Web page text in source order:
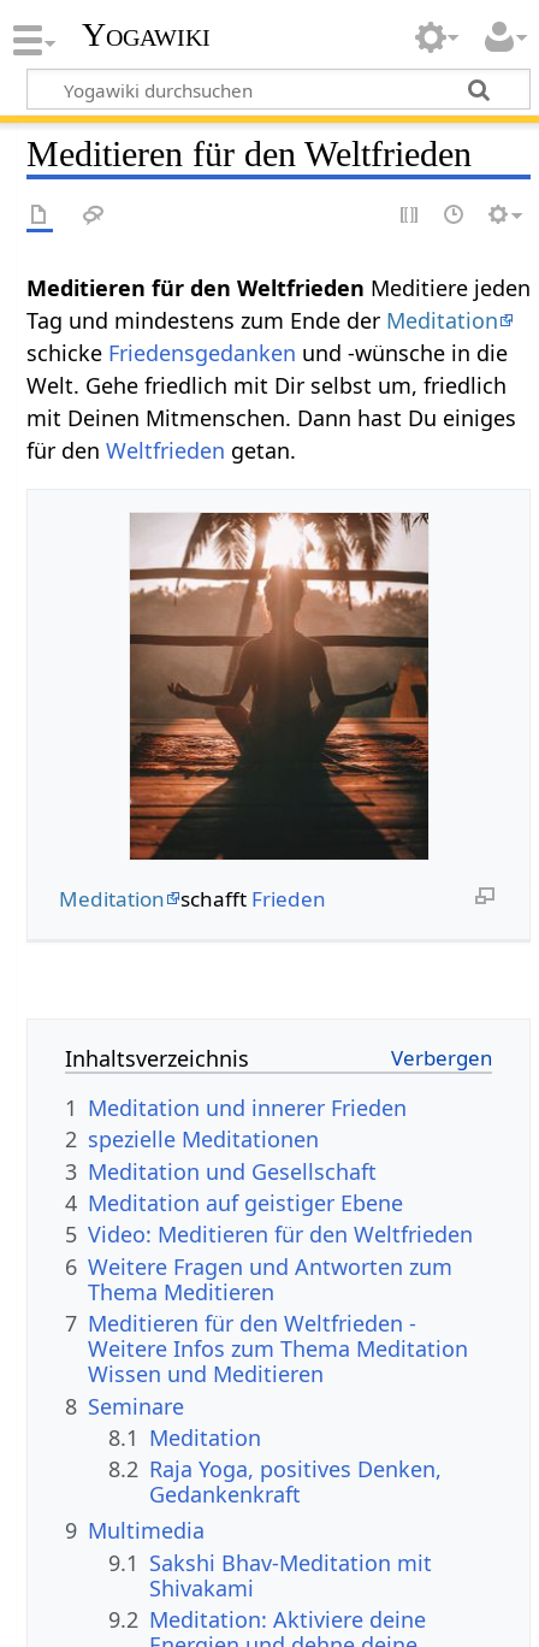
Yogawiki
Meditieren für den Weltfrieden
Meditieren für den Weltfrieden Meditiere jeden
Tag und mindestens zum Ende der Meditation
schicke Friedensgedanken und -wünsche in die
Welt. Gehe friedlich mit Dir selbst um, friedlich
mit Deinen Mitmenschen. Dann hast Du einiges
für denWeltfrieden getan.
Meditation schafft Frieden
Inhaltsverzeichnis
1 Meditation und innerer Frieden
2 spezielle Meditationen
3 Meditation und Gesellschaft
4 Meditation auf geistiger Ebene
5 Video: Meditieren für den Weltfrieden
6 Weitere Fragen und Antworten zum
Thema Meditieren
7 Meditieren für den Weltfrieden -
Weitere Infos zum Thema Meditation
Wissen und Meditieren
8 Seminare
8.1 Meditation
8.2 Raja Yoga, positives Denken,
Gedankenkraft
9 Multimedia
9.1 Sakshi Bhav-Meditation mit
Shivakami
9.2 Meditation: Aktiviere deine